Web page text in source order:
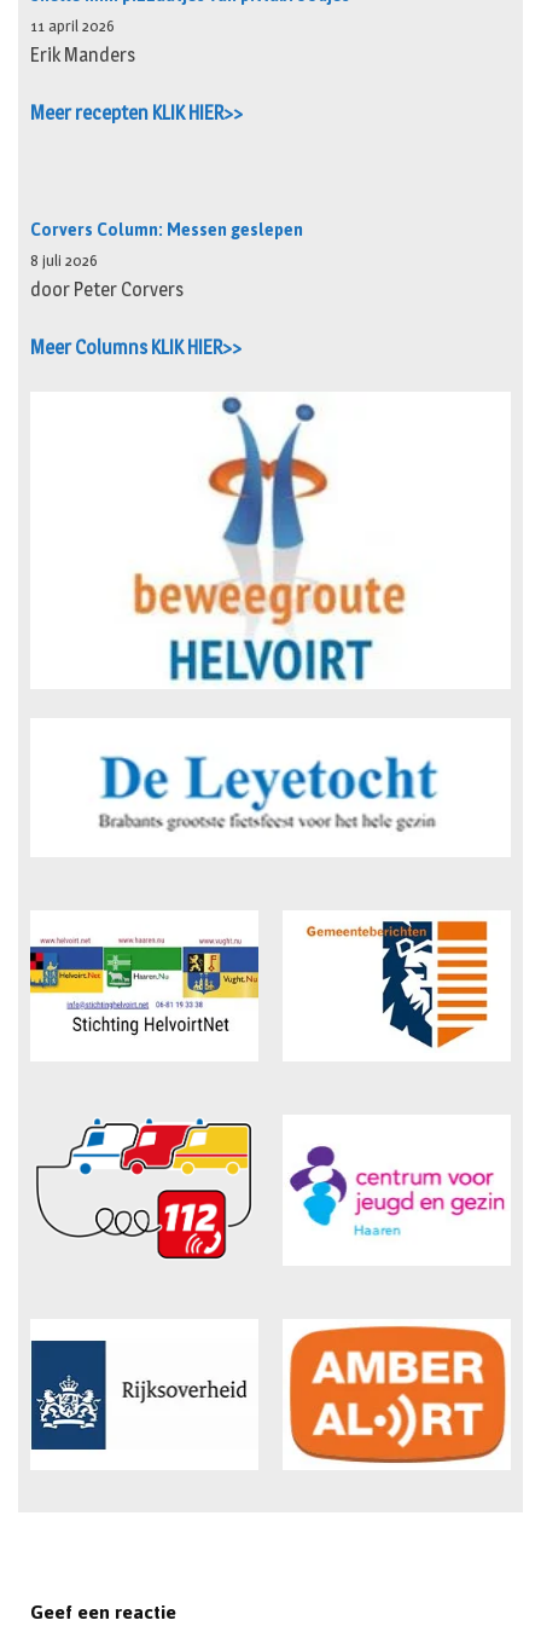
11 april 2026
Erik Manders
Meer recepten KLIK HIER>>
Corvers Column: Messen geslepen
8 juli 2026
door Peter Corvers
Meer Columns KLIK HIER>>
Geef een reactie